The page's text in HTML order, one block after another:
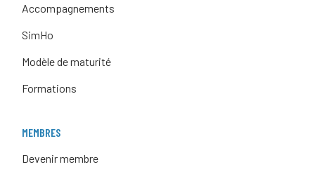
Accompagnements
SimHo
Modèle de maturité
Formations
MEMBRES
Devenir membre